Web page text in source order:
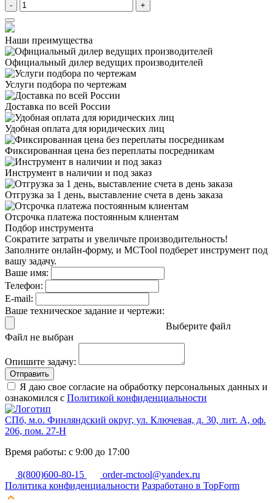
- +
Наши преимущества
Официальный дилер ведущих производителей
Услуги подбора по чертежам
Доставка по всей России
Удобная оплата для юридических лиц
Фиксированная цена без переплаты посредникам
Инструмент в наличии и под заказ
Отгрузка за 1 день, выставление счета в день заказа
Отсрочка платежа постоянным клиентам
Подбор инструмента
Сократите затраты и увеличьте производительность!
Заполните онлайн-форму, и MCTool подберет инструмент под
вашу задачу.
Ваше имя:
Телефон:
E-mail:
Ваше техническое задание и чертежи:
Выберите файл
Файл не выбран
Опишите задачу:
Отправить
Я даю свое согласие на обработку персональных данных и
ознакомился с Политикой конфиденциальности
СПб, м.о. Финляндский округ, ул. Ключевая, д. 30, лит. А, оф.
206, пом. 27-Н
Время работы: с 9:00 до 17:00
8(800)600-80-15
order-mctool@yandex.ru
Политика конфиденциальности Разработано в TopForm